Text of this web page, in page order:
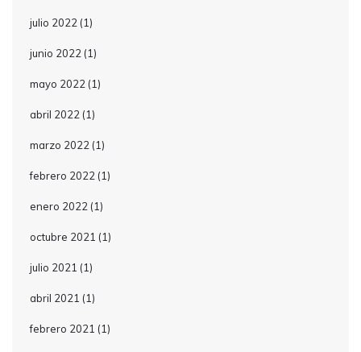
julio 2022 (1)
junio 2022 (1)
mayo 2022 (1)
abril 2022 (1)
marzo 2022 (1)
febrero 2022 (1)
enero 2022 (1)
octubre 2021 (1)
julio 2021 (1)
abril 2021 (1)
febrero 2021 (1)